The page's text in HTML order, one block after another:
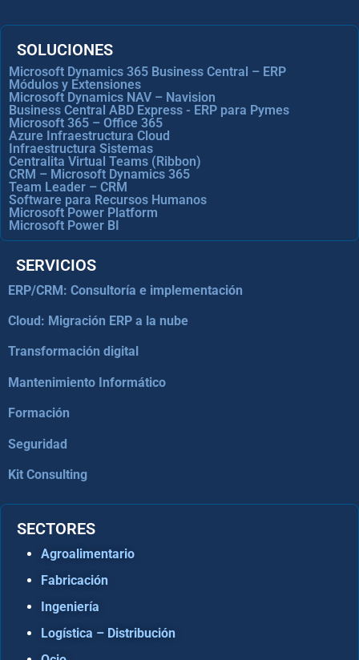
SOLUCIONES
Microsoft Dynamics 365 Business Central – ERP
Módulos y Extensiones
Microsoft Dynamics NAV – Navision
Business Central ABD Express - ERP para Pymes
Microsoft 365 – Office 365
Azure Infraestructura Cloud
Infraestructura Sistemas
Centralita Virtual Teams (Ribbon)
CRM – Microsoft Dynamics 365
Team Leader – CRM
Software para Recursos Humanos
Microsoft Power Platform
Microsoft Power BI
SERVICIOS
ERP/CRM: Consultoría e implementación
Cloud: Migración ERP a la nube
Transformación digital
Mantenimiento Informático
Formación
Seguridad
Kit Consulting
SECTORES
Agroalimentario
Fabricación
Ingeniería
Logística – Distribución